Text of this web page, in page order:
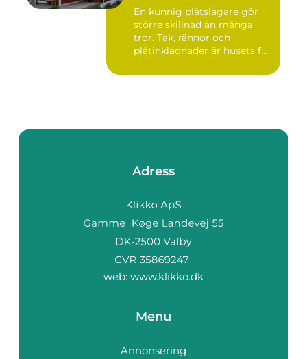
En kunnig plåtslagare gör
större skillnad än många
tror. Tak, rännor och
plåtinklädnader är husets f...
Adress
web: www.klikko.dk
Menu
Annonsering